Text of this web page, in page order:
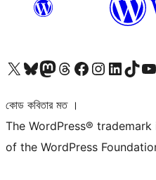
আমাদের X (আগের টুইটার) অ্যাকাউন্টে যানআমাদের Bluesky অ্যাকাউন্টটি দেখুনআমাদের মাস্টোডন অ্যাকাউন্টটি দেখুনআমাদের থ্রেডস অ্যাকাউন্টটি দেখুনআমাদের ফেসবুক পেজ দেখুনআমাদের ইন্সটাগ্রাম অ্যাকাউন্ট দেখুনআমাদের লিঙ্কডইন অ্যাকাউন্টে যানআমাদের TikTok অ্যাকাউন্টটি দেখুনআমাদের ইউটিউব চ্যানেলে যান
কোড কবিতার মত ।
The WordPress®
of the WordPress